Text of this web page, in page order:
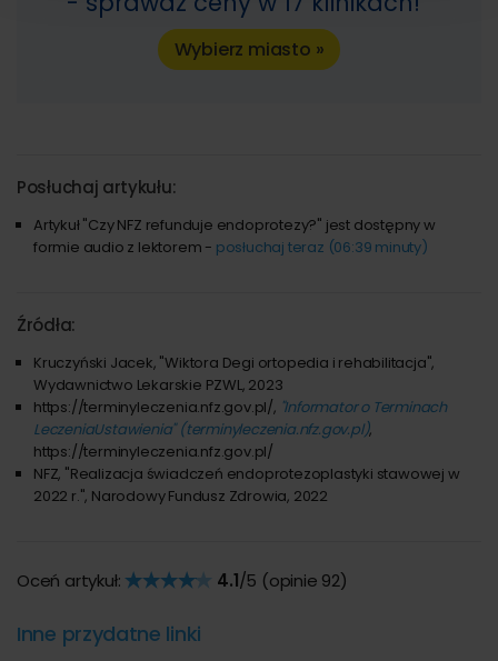
Wybierz miasto »
Posłuchaj artykułu:
Artykuł "Czy NFZ refunduje endoprotezy?" jest dostępny w
formie audio z lektorem - posłuchaj teraz (06:39 minuty)
Źródła:
Kruczyński Jacek, "Wiktora Degi ortopedia i rehabilitacja",
Wydawnictwo Lekarskie PZWL, 2023
https://terminyleczenia.nfz.gov.pl/, "Informator o Terminach
LeczeniaUstawienia" (terminyleczenia.nfz.gov.pl),
https://terminyleczenia.nfz.gov.pl/
NFZ, "Realizacja świadczeń endoprotezoplastyki stawowej w
2022 r.", Narodowy Fundusz Zdrowia, 2022
Oceń artykuł: 4.1/5 (opinie 92)
Inne przydatne linki